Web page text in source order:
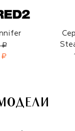
₽
₽